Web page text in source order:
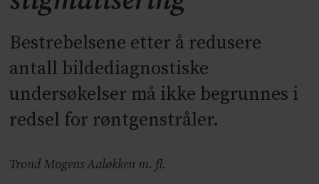
Bestrebelsene etter å redusere
antall bildediagnostiske
undersøkelser må ikke begrunnes i
redsel for røntgenstråler.
Trond Mogens Aaløkken m. fl.